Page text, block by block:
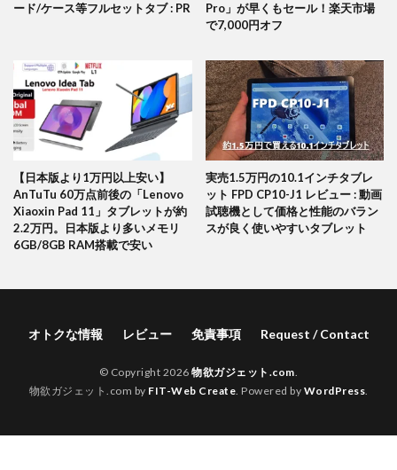
ード/ケース等フルセットタブ : PR
Pro」が早くもセール！楽天市場
で7,000円オフ
【日本版より1万円以上安い】
AnTuTu 60万点前後の「Lenovo
Xiaoxin Pad 11」タブレットが約
2.2万円。日本版より多いメモリ
6GB/8GB RAM搭載で安い
実売1.5万円の10.1インチタブレ
ット FPD CP10-J1 レビュー : 動画
試聴機として価格と性能のバラン
スが良く使いやすいタブレット
オトクな情報 レビュー 免責事項 Request / Contact
© Copyright 2026物欲ガジェット.com.
物欲ガジェット.com by FIT-Web Create. Powered by WordPress.